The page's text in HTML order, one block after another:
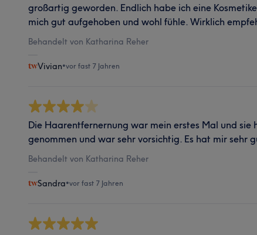
großartig geworden. Endlich habe ich eine
mich gut aufgehoben und wohl fühle. Wirklich
Behandelt von Katharina Reher
Vivian•vor fast 7 Jahren
Die Haarentfernernung war mein erstes Mal und sie
genommen und war sehr vorsichtig. Es hat mir sehr
Behandelt von Katharina Reher
Sandra•vor fast 7 Jahren